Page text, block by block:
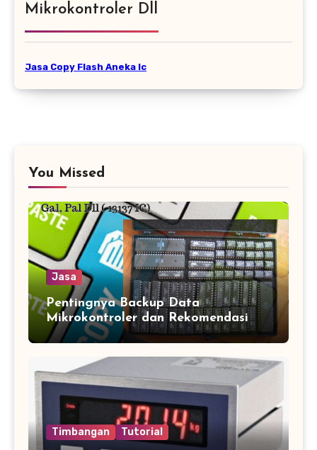
Mikrokontroler Dll
Jasa Copy Flash Aneka Ic
You Missed
Jasa
Pentingnya Backup Data
Mikrokontroler dan Rekomendasi
Jasa Copy IC Terpercaya
Timbangan Tutorial